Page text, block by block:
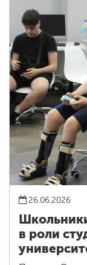
26.06.2026
в роли